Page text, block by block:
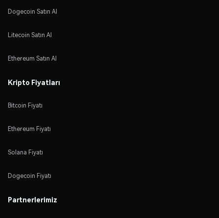
Dogecoin Satın Al
Litecoin Satın Al
Ethereum Satın Al
Kripto Fiyatları
Bitcoin Fiyatı
Ethereum Fiyatı
Solana Fiyatı
Dogecoin Fiyatı
Partnerlerimiz